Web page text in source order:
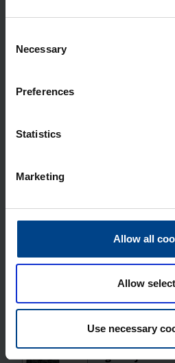
Selection
Necessary
Preferences
Statistics
Marketing
Allow all
Allow
Use necessary
tyil­le
Kyt­ken­tä­lii­tin
Sähkönumero:
Kyt­ken­tä­lii­tin
asen­nus Cu/Al
Tuotekoodi:
Plug-in -ja­lus­ta